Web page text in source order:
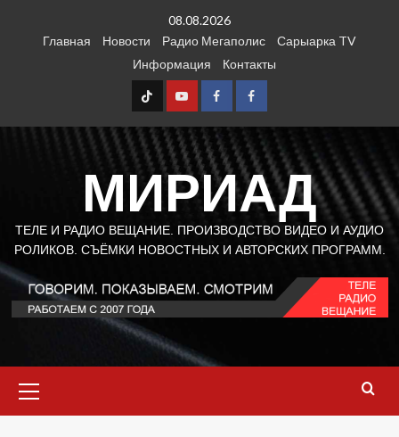
08.08.2026
Главная
Новости Радио Мегаполис
Сарыарка TV
Информация
Контакты
TT Youtube
FB1 FB2
МИРИАД
ТЕЛЕ И РАДИО ВЕЩАНИЕ. ПРОИЗВОДСТВО ВИДЕО И АУДИО
РОЛИКОВ. СЪЁМКИ НОВОСТНЫХ И АВТОРСКИХ ПРОГРАММ.
меню